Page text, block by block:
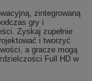
zintegrowaną
gry i
Zyskaj zupełnie
i tworzyć
a gracze mogą
Full HD w